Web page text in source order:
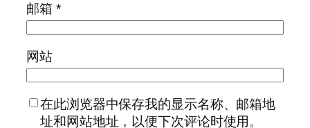
邮箱 *
网站
在此浏览器中保存我的显示名称、邮箱地
址和网站地址，以便下次评论时使用。